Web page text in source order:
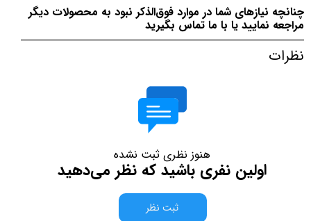
چنانچه نیازهای شما در موارد فوق‌الذکر نبود به محصولات دیگر
مراجعه نمایید یا با ما تماس بگیرید
نظرات
هنوز نظری ثبت نشده
اولین نفری باشید که نظر می‌دهید
ثبت نظر